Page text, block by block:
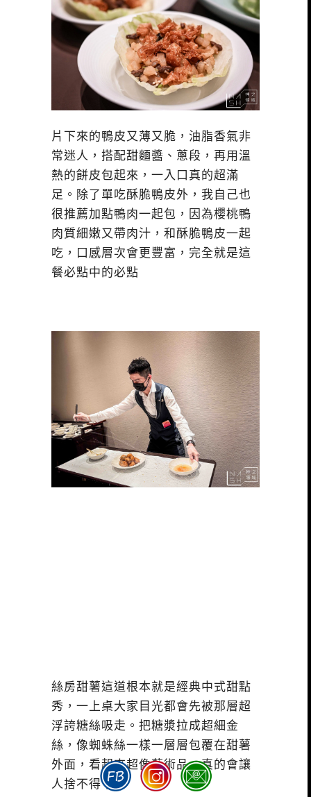
片下來的鴨皮又薄又脆，油脂香氣非
常迷人，搭配甜麵醬、蔥段，再用溫
熱的餅皮包起來，一入口真的超滿
足。除了單吃酥脆鴨皮外，我自己也
很推薦加點鴨肉一起包，因為櫻桃鴨
肉質細嫩又帶肉汁，和酥脆鴨皮一起
吃，口感層次會更豐富，完全就是這
餐必點中的必點
絲房甜薯這道根本就是經典中式甜點
秀，一上桌大家目光都會先被那層超
浮誇糖絲吸走。把糖漿拉成超細金
絲，像蜘蛛絲一樣一層層包覆在甜薯
外面，看起來超像藝術品，真的會讓
人捨不得下手